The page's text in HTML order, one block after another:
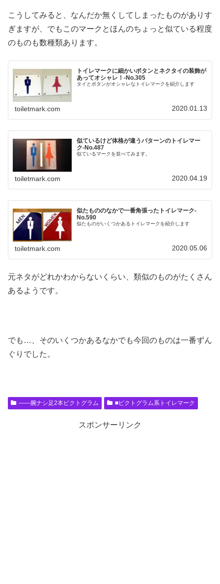
こうしてみると、なんだか無くしてしまったものがありす
ぎますが、でもこのマークとほんのちょっと似ている程度
のものも数種類あります。
トイレマークに細かいボタンとネクタイの装飾が
あってオシャレ！‐No.305
タイとボタンがオシャレなトイレマークを紹介します
toiletmark.com 2020.01.13
似ているけど体格が違うパターンのトイレマー
ク‐No.487
似ているマークを並べてみます。
toiletmark.com 2020.04.19
似たもののなかで一番角張ったトイレマーク‐
No.590
似たものがいくつかあるトイレマークを紹介します
toiletmark.com 2020.05.06
元ネタがどれかわからないくらい、類似のものがたくさん
あるようです。
でも…、そのいくつかあるなかでも今回のものは一番ずん
ぐりでした。
――腕ナシ足2本ピクトグラム ■ピクトグラム系トイレマーク
スポンサーリンク